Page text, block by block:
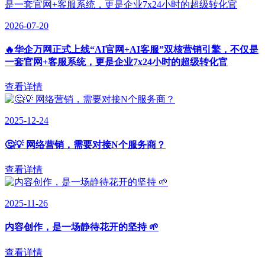
2026-07-20
🔥华企万网正式上线“AI官网+AI客服”双核营销引擎，不仅是
一套官网+客服系统，更是企业7x24小时的超级转化官
查看详情
2025-12-24
🤔💡 网络营销，需要对接N个服务商？
查看详情
2025-11-26
内容创作，是一场静待花开的坚持 🌱
查看详情